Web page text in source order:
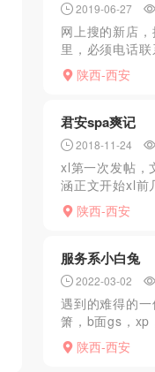
2019-06-27
网上搜的新店
里，必须电话
鞋进屋介绍服
般，颜值还行
陕西-西安
君安spa爽记
2018-11-24
xl第一次发帖，
涵正文开始xl前
于是闲逛各大
动，遂电话呼
陕西-西安
服务系小白兔
2022-03-02
遇到的难得的
箫，b面gs，xp
服务后你可以
股让她给你dl，
陕西-西安